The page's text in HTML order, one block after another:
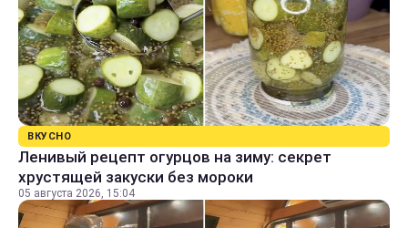
ВКУСНО
Ленивый рецепт огурцов на зиму: секрет
хрустящей закуски без мороки
05 августа 2026, 15:04